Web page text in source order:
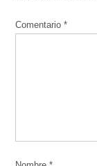
Comentario*